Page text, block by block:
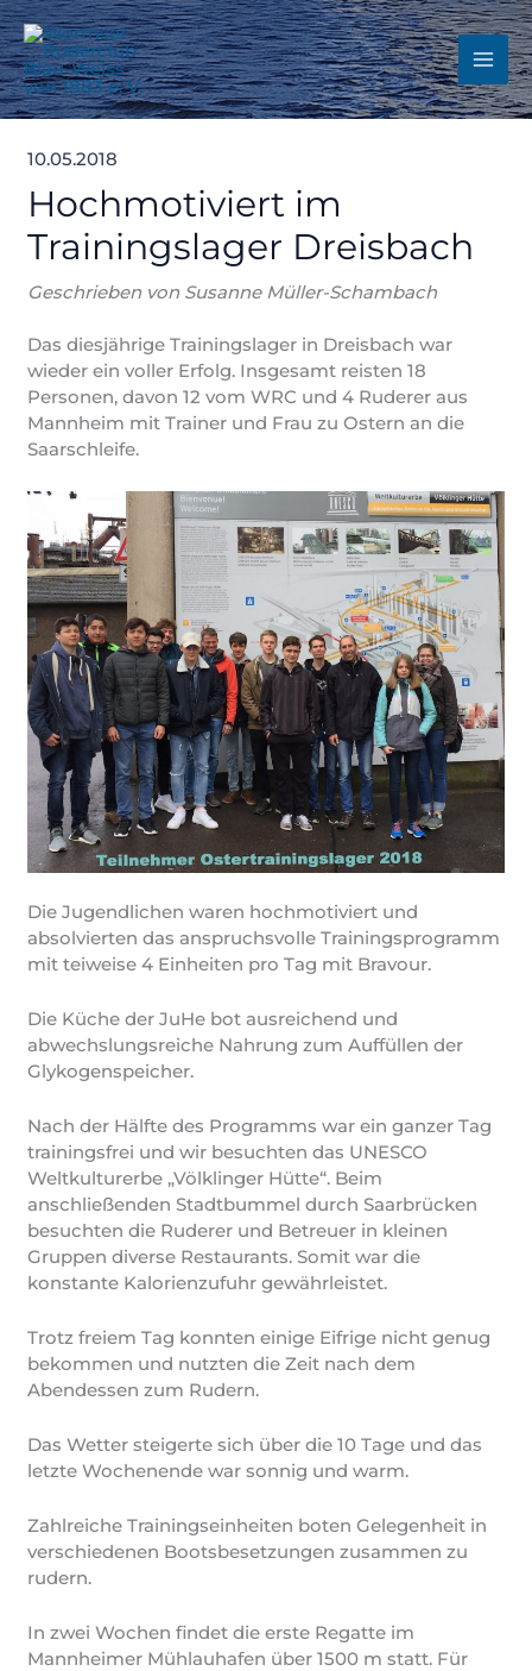
Zum
Inhalt
springen
10.05.2018
Hochmotiviert im
Trainingslager Dreisbach
Geschrieben von Susanne Müller-Schambach
Das diesjährige Trainingslager in Dreisbach war
wieder ein voller Erfolg. Insgesamt reisten 18
Personen, davon 12 vom WRC und 4 Ruderer aus
Mannheim mit Trainer und Frau zu Ostern an die
Saarschleife.
Die Jugendlichen waren hochmotiviert und
absolvierten das anspruchsvolle Trainingsprogramm
mit teiweise 4 Einheiten pro Tag mit Bravour.
Die Küche der JuHe bot ausreichend und
abwechslungsreiche Nahrung zum Auffüllen der
Glykogenspeicher.
Nach der Hälfte des Programms war ein ganzer Tag
trainingsfrei und wir besuchten das UNESCO
Weltkulturerbe „Völklinger Hütte“. Beim
anschließenden Stadtbummel durch Saarbrücken
besuchten die Ruderer und Betreuer in kleinen
Gruppen diverse Restaurants. Somit war die
konstante Kalorienzufuhr gewährleistet.
Trotz freiem Tag konnten einige Eifrige nicht genug
bekommen und nutzten die Zeit nach dem
Abendessen zum Rudern.
Das Wetter steigerte sich über die 10 Tage und das
letzte Wochenende war sonnig und warm.
Zahlreiche Trainingseinheiten boten Gelegenheit in
verschiedenen Bootsbesetzungen zusammen zu
rudern.
In zwei Wochen findet die erste Regatte im
Mannheimer Mühlauhafen über 1500 m statt. Für